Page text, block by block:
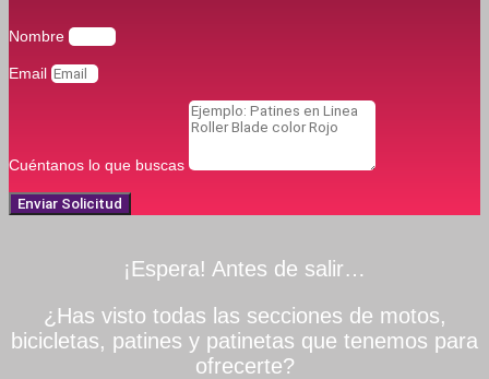
Nombre
Email
Cuéntanos lo que buscas
Enviar Solicitud
¡Espera! Antes de salir…
¿Has visto todas las secciones de motos,
bicicletas, patines y patinetas que tenemos para
ofrecerte?